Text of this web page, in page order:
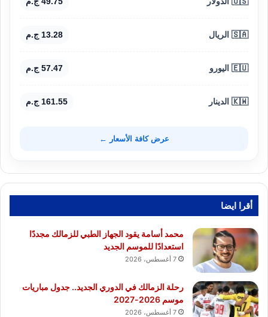
🇸🇦 الريال 13.28 ج.م
🇪🇺 اليورو 57.47 ج.م
🇰🇼 الدينار 161.55 ج.م
عرض كافة الأسعار ←
أقرا ايضا
محمد أسامة يقود الجهاز الطبي للزمالك مجددًا
استعدادًا للموسم الجديد
7 أغسطس، 2026
رحلة الزمالك في الدوري الجديد.. جدول مباريات
موسم 2026-2027
7 أغسطس، 2026